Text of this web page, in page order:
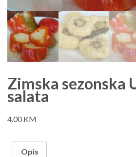
Zimska sezonska
salata
4.00 KM
Opis